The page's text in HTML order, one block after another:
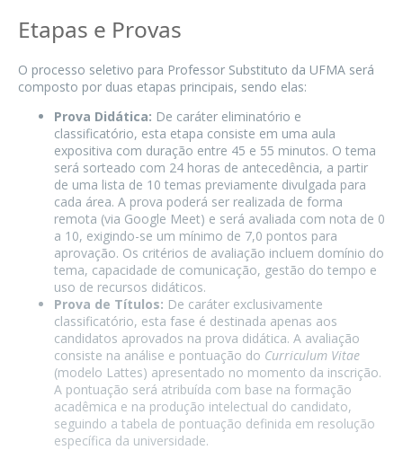
Etapas e Provas
O processo seletivo para Professor Substituto da UFMA será
composto por duas etapas principais, sendo elas:
Prova Didática: De caráter eliminatório e
classificatório, esta etapa consiste em uma aula
expositiva com duração entre 45 e 55 minutos. O tema
será sorteado com 24 horas de antecedência, a partir
de uma lista de 10 temas previamente divulgada para
cada área. A prova poderá ser realizada de forma
remota (via Google Meet) e será avaliada com nota de 0
a 10, exigindo-se um mínimo de 7,0 pontos para
aprovação. Os critérios de avaliação incluem domínio do
tema, capacidade de comunicação, gestão do tempo e
uso de recursos didáticos.
Prova de Títulos: De caráter exclusivamente
classificatório, esta fase é destinada apenas aos
candidatos aprovados na prova didática. A avaliação
consiste na análise e pontuação do Curriculum Vitae
(modelo Lattes) apresentado no momento da inscrição.
A pontuação será atribuída com base na formação
acadêmica e na produção intelectual do candidato,
seguindo a tabela de pontuação definida em resolução
específica da universidade.